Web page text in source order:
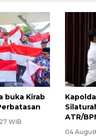
buka Kirab
WIB
ATR/
04